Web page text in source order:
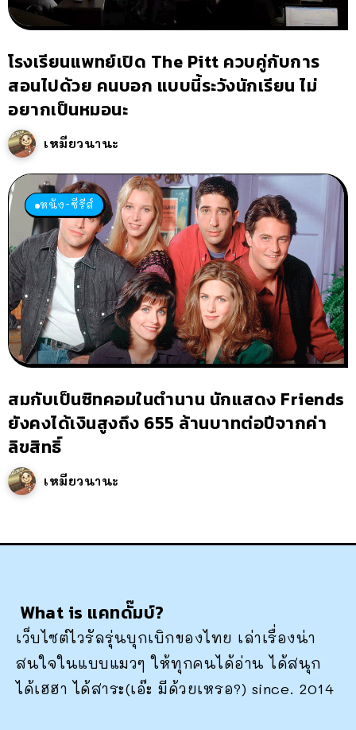
โรงเรียนแพทย์เปิด The Pitt ควบคู่กับการ
สอนไปด้วย คนบอก แบบนี้ระวังนักเรียน ไม่
อยากเป็นหมอนะ
เหมียวนานะ
หนัง-ซีรีส์
สมกับเป็นซิทคอมในตำนาน นักแสดง Friends
ยังคงได้เงินสูงถึง 655 ล้านบาทต่อปีจากค่า
ลิขสิทธิ์
เหมียวนานะ
What is แคทดั๊มบ์?
เว็บไซต์ไวรัลรุ่นบุกเบิกของไทย เล่าเรื่องน่า
สนใจในแบบแมวๆ ให้ทุกคนได้อ่าน ได้สนุก
ได้เฮฮา ได้สาระ(เอ๊ะ มีด้วยเหรอ?) since. 2014